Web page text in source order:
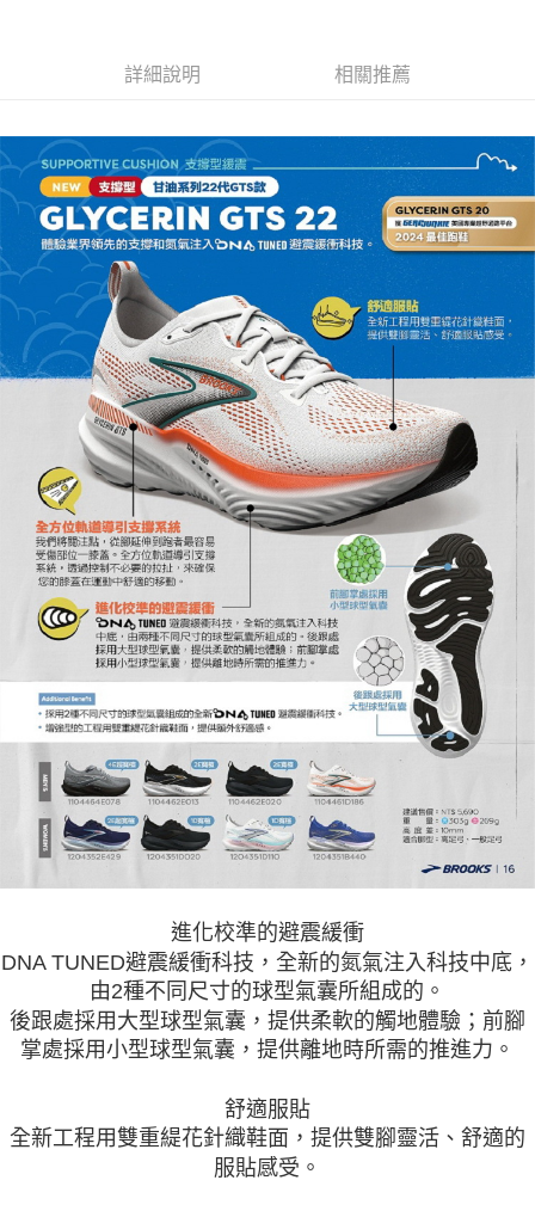
詳細說明 相關推薦
進化校準的避震緩衝
DNA TUNED避震緩衝科技，全新的氮氣注入科技中底，
由2種不同尺寸的球型氣囊所組成的。
後跟處採用大型球型氣囊，提供柔軟的觸地體驗；前腳
掌處採用小型球型氣囊，提供離地時所需的推進力。
舒適服貼
全新工程用雙重緹花針織鞋面，提供雙腳靈活、舒適的
服貼感受。